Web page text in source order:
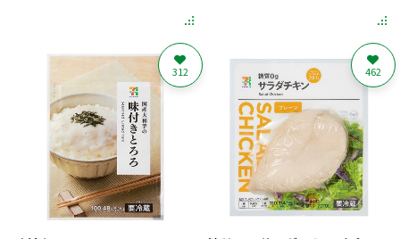
312 462